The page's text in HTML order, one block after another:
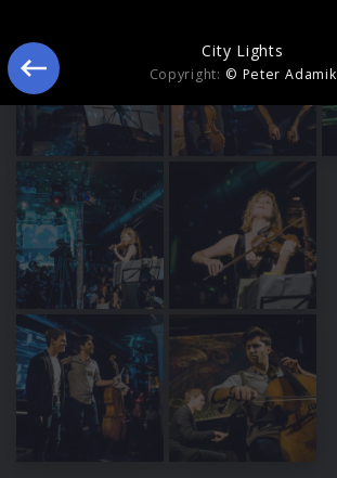
City Lights
Copyright: © Peter Adamik